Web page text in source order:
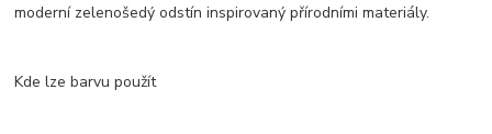
moderní zelenošedý odstín inspirovaný přírodními materiály.
Kde lze barvu použít